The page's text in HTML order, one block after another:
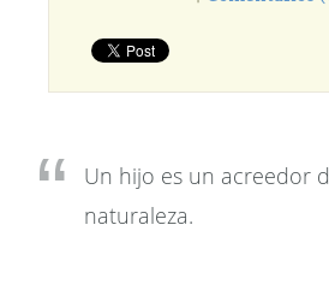
Un hijo es un acreedor
naturaleza.